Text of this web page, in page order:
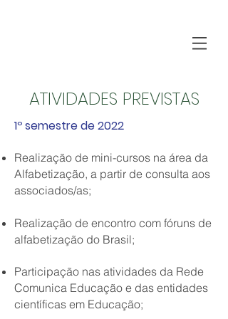
ATIVIDADES PREVISTAS
1º semestre de 2022
Realização de mini-cursos na área da
Alfabetização, a partir de consulta aos
associados/as;
Realização de encontro com fóruns de
alfabetização do Brasil;
Participação nas atividades da Rede
Comunica Educação e das entidades
científicas em Educação;